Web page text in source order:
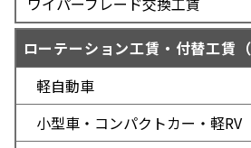
タイヤ交換工賃・WEB予約
ご利用店舗の地域を選択してくだ
北海道 東北
ローテーション工賃・付替工賃（
軽自動車
小型車・コンパクトカー・軽RV